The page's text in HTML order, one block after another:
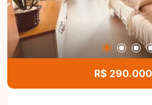
R$